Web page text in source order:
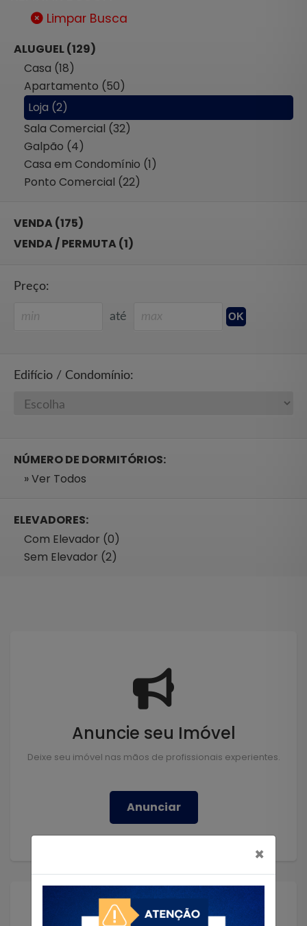
×
Limpar Busca
ALUGUEL (129)
Casa (18)
Apartamento (50)
Loja (2)
Sala Comercial (32)
Galpão (4)
Casa em Condomínio (1)
Ponto Comercial (22)
VENDA (175)
VENDA / PERMUTA (1)
Preço:
até
Edifício / Condomínio:
NÚMERO DE DORMITÓRIOS:
» Ver Todos
ELEVADORES:
Com Elevador (0)
Sem Elevador (2)
Anuncie seu Imóvel
Deixe seu imóvel nas mãos de profissionais experientes.
Anunciar